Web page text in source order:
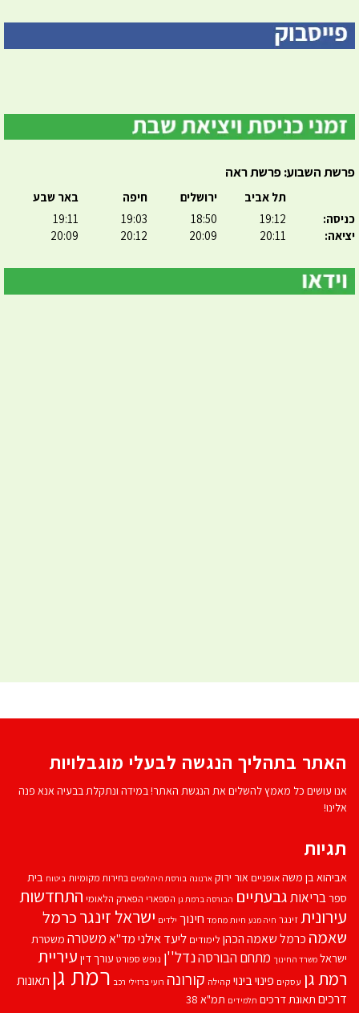
פרשת השבוע: פרשת ראה
כניסה:
יציאה:
תל אביב
19:12
20:11
ירושלים
18:50
20:09
חיפה
19:03
20:12
באר שבע
19:11
20:09
האתר בתהליך הנגשה לבעלי מוגבלויות
אנו עושים כל מאמץ להשלים את הנגשת האתר! במידה ונתקלת בבעיה אנא פנה
אלינו!
תגיות
אביהוא בן משהאופניים אור ירוק ארנונה בורסת היהלומים בחירות מקומיות ביטוח בית
ספרבריאותגבעתיים הבורסה ברמת גן הספארי הפארק הלאומי התחדשות
עירוניתזינגר חיה מנע חיות מחמד חינוך ילדים ישראל זינגרכרמל
שאמה כרמל שאמה הכהן לימודים ליעד אילנימד''אמשטרה משטרת
ישראל משרד החינוך מתחם הבורסהנדל''ן נופש ספורט עורך דין עיריית
רמת גן עסקים פינוי בינוי קהילה קורונה רועי ברזילי רכב רמת גן תאונות
דרכים תאונת דרכים תלמידים תמ"א 38